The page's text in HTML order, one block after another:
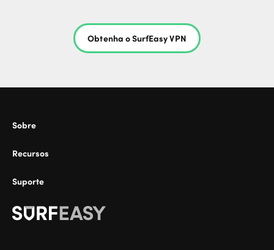
Obtenha o SurfEasy VPN
Sobre
Recursos
Suporte